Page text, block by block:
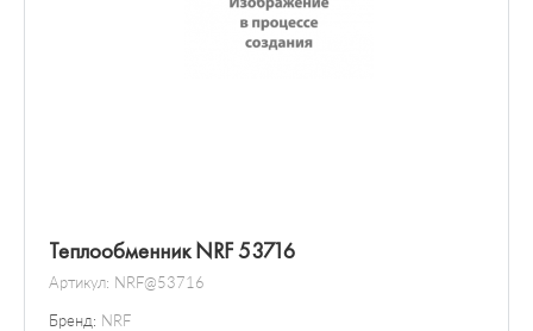
Теплообменник NRF 53716
Артикул: NRF@53716
Бренд: NRF